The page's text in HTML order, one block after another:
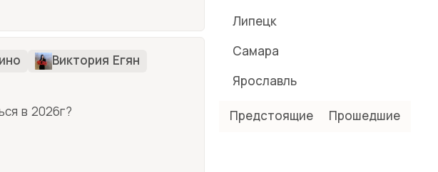
Липецк
Самара
Ярославль
Предстоящие Прошедшие
Виктория Егян
в 2026г?